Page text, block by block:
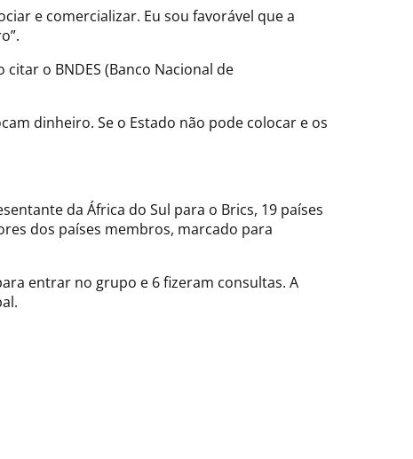
e comercializar. Eu sou favorável que a
o BNDES (Banco Nacional de
dinheiro. Se o Estado não pode colocar e os
da África do Sul para o Brics, 19 países
dos países membros, marcado para
entrar no grupo e 6 fizeram consultas. A